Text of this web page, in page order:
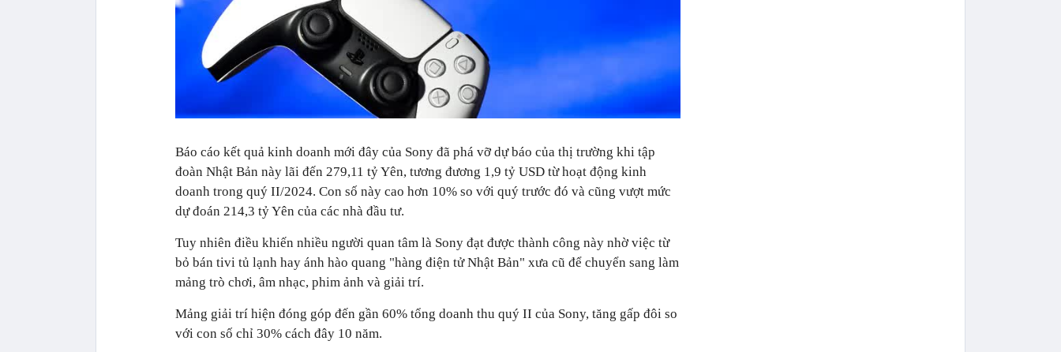
Báo cáo kết quả kinh doanh mới đây của Sony đã phá vỡ dự báo của thị trường khi tập
đoàn Nhật Bản này lãi đến 279,11 tỷ Yên, tương đương 1,9 tỷ USD từ hoạt động kinh
doanh trong quý II/2024. Con số này cao hơn 10% so với quý trước đó và cũng vượt mức
dự đoán 214,3 tỷ Yên của các nhà đầu tư.
Tuy nhiên điều khiến nhiều người quan tâm là Sony đạt được thành công này nhờ việc từ
bỏ bán tivi tủ lạnh hay ánh hào quang "hàng điện tử Nhật Bản" xưa cũ để chuyển sang làm
mảng trò chơi, âm nhạc, phim ảnh và giải trí.
Mảng giải trí hiện đóng góp đến gần 60% tổng doanh thu quý II của Sony, tăng gấp đôi so
với con số chỉ 30% cách đây 10 năm.